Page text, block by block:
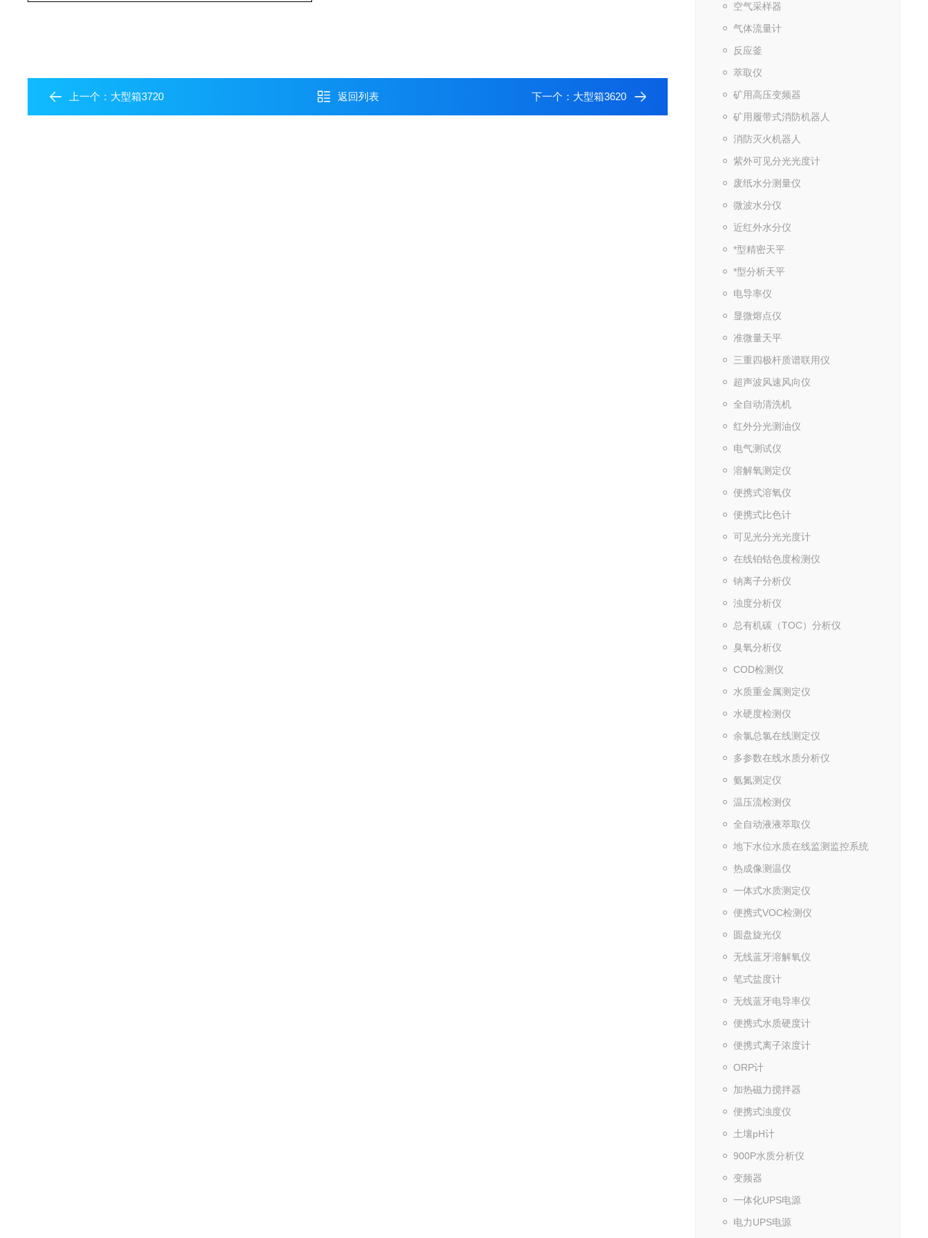
空气采样器
气体流量计
反应釜
萃取仪
矿用高压变频器
矿用履带式消防机器人
消防灭火机器人
紫外可见分光光度计
废纸水分测量仪
微波水分仪
近红外水分仪
*型精密天平
*型分析天平
电导率仪
显微熔点仪
准微量天平
三重四极杆质谱联用仪
超声波风速风向仪
全自动清洗机
红外分光测油仪
电气测试仪
溶解氧测定仪
便携式溶氧仪
便携式比色计
可见光分光光度计
在线铂钴色度检测仪
钠离子分析仪
浊度分析仪
总有机碳（TOC）分析仪
臭氧分析仪
COD检测仪
水质重金属测定仪
水硬度检测仪
余氯总氯在线测定仪
多参数在线水质分析仪
氨氮测定仪
温压流检测仪
全自动液液萃取仪
地下水位水质在线监测监控系统
热成像测温仪
一体式水质测定仪
便携式VOC检测仪
圆盘旋光仪
无线蓝牙溶解氧仪
笔式盐度计
无线蓝牙电导率仪
便携式水质硬度计
便携式离子浓度计
ORP计
加热磁力搅拌器
便携式浊度仪
土壤pH计
900P水质分析仪
变频器
一体化UPS电源
电力UPS电源
上一个： 大型箱3720 返回列表 下一个： 大型箱3620